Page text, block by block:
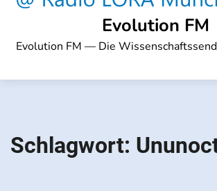
Evolution FM
Evolution FM — Die
Schlagwort: